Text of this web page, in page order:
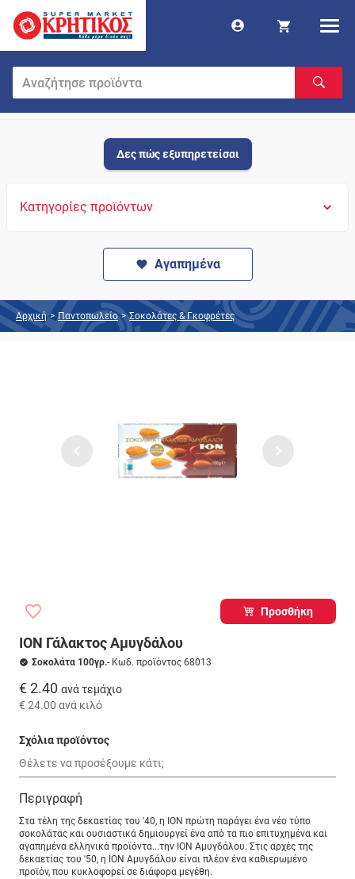
Δες πώς εξυπηρετείσαι
Κατηγορίες προϊόντων
Αγαπημένα
Αρχική > Παντοπωλείο > Σοκολάτες & Γκοφρέτες
Προσθήκη
ΙΟΝ Γάλακτος Αμυγδάλου
Σοκολάτα 100γρ.- Κωδ. προϊόντος 68013
€ 2.40 ανά τεμάχιο
€ 24.00 ανά κιλό
Σχόλια προϊόντος
Περιγραφή
Στα τέλη της δεκαετίας του '40, η ΙΟΝ πρώτη παράγει ένα νέο τύπο
σοκολάτας και ουσιαστικά δημιουργεί ένα από τα πιο επιτυχημένα και
αγαπημένα ελληνικά προϊόντα...την ΙΟΝ Αμυγδάλου. Στις αρχές της
δεκαετίας του '50, η ΙΟΝ Αμυγδάλου είναι πλέον ένα καθιερωμένο
προϊόν, που κυκλοφορεί σε διάφορα μεγέθη.